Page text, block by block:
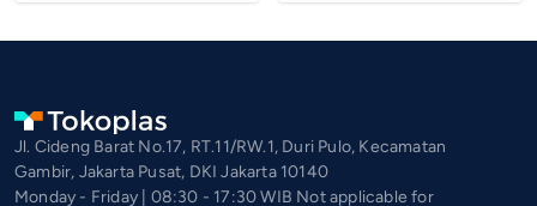
Jl. Cideng Barat No.17, RT.11/RW.1, Duri Pulo, Kecamatan
Gambir, Jakarta Pusat, DKI Jakarta 10140
Monday - Friday | 08:30 - 17:30 WIB Not applicable for